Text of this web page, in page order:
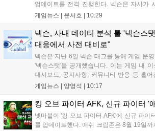
업데이트를 전격 진행한다. 넥슨은 자사가
게임 히간 이루실에 신규 서버 'world3'을 개
이번 업데이트를 통해 어둠 속 서큐버스...
게임뉴스 | 윤서호 10:29
넥슨, 사내 데이터 분석 툴 '넥슨스
대응에서 사전 대비로"
넥슨은 지난 6일 넥슨 태그를 통해 게임 운
'넥슨스탯'을 공개했습니다. 이는 게임 내
대시보드, 공지사항, 커뮤니티 반응 등 흩
임라인에 연결해 원인을 빠르게 파악하도록
중심의 운영 방식을 사전 대비 체계로 전환
율적인 의사결정을 지원하고 있습니다....
게임뉴스 | 양영석 10:17
킹 오브 파이터 AFK, 신규 파이터 '
넷마블이 '킹 오브 파이터 AFK'에 신규 파이
를 업데이트했다. 애쉬 크림존은 8월 19일